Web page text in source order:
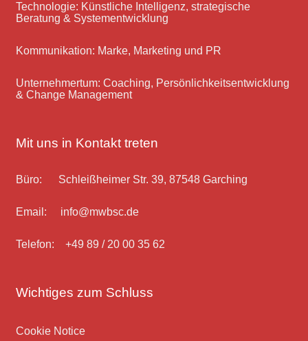
Technologie: Künstliche Intelligenz, strategische
Beratung & Systementwicklung
Kommunikation: Marke, Marketing und PR
Unternehmertum: Coaching, Persönlichkeitsentwicklung
& Change Management
Mit uns in Kontakt treten
Büro: Schleißheimer Str. 39, 87548 Garching
Email: info@mwbsc.de
Telefon: +49 89 / 20 00 35 62
Wichtiges zum Schluss
Cookie Notice